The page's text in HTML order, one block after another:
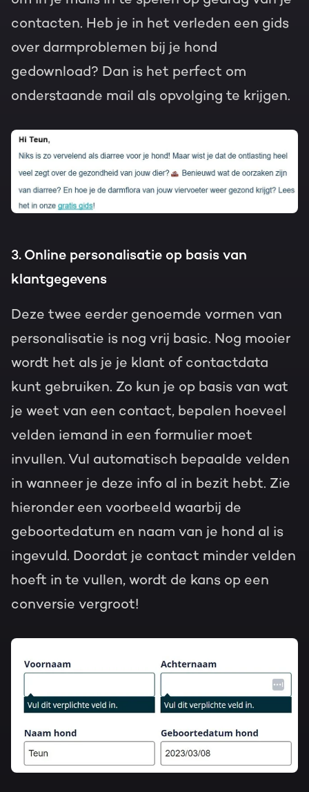
contacten. Heb je in het verleden een gids
over darmproblemen bij je hond
gedownload? Dan is het perfect om
onderstaande mail als opvolging te krijgen.
3. Online personalisatie op basis van
klantgegevens
Deze twee eerder genoemde vormen van
personalisatie is nog vrij basic. Nog mooier
wordt het als je je klant of contactdata
kunt gebruiken. Zo kun je op basis van wat
je weet van een contact, bepalen hoeveel
velden iemand in een formulier moet
invullen. Vul automatisch bepaalde velden
in wanneer je deze info al in bezit hebt. Zie
hieronder een voorbeeld waarbij de
geboortedatum en naam van je hond al is
ingevuld. Doordat je contact minder velden
hoeft in te vullen, wordt de kans op een
conversie vergroot!